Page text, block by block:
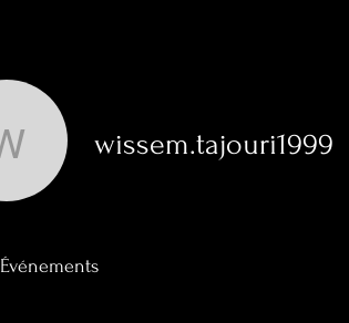
wissem.tajouri1999
wissem.tajouri1999
Événements